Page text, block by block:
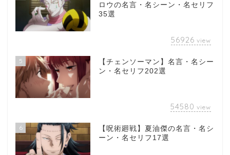
ロウの名言・名シーン・名セリフ
35選
56926 view
5
【チェンソーマン】名言・名シー
ン・名セリフ202選
54580 view
6
【呪術廻戦】夏油傑の名言・名シ
ーン・名セリフ17選